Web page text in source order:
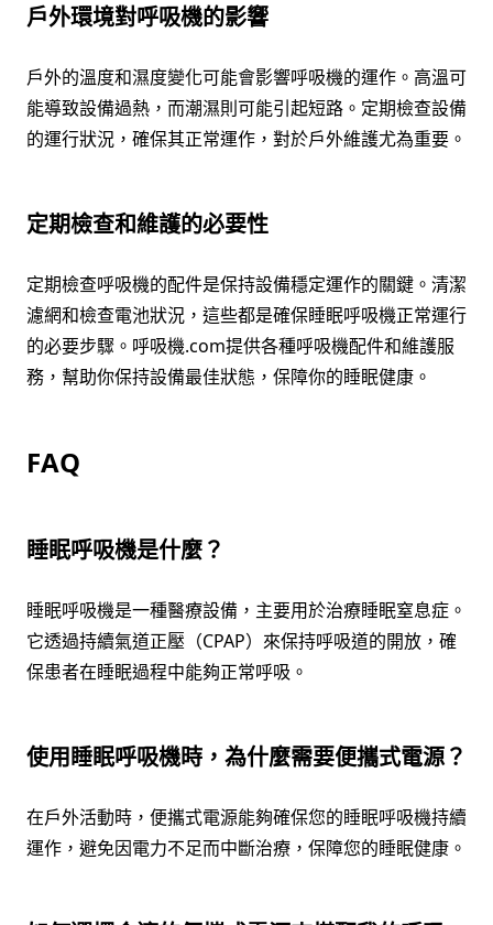
戶外環境對呼吸機的影響
戶外的溫度和濕度變化可能會影響呼吸機的運作。高溫可
能導致設備過熱，而潮濕則可能引起短路。定期檢查設備
的運行狀況，確保其正常運作，對於戶外維護尤為重要。
定期檢查和維護的必要性
定期檢查呼吸機的配件是保持設備穩定運作的關鍵。清潔
濾網和檢查電池狀況，這些都是確保睡眠呼吸機正常運行
的必要步驟。呼吸機.com提供各種呼吸機配件和維護服
務，幫助你保持設備最佳狀態，保障你的睡眠健康。
FAQ
睡眠呼吸機是什麼？
睡眠呼吸機是一種醫療設備，主要用於治療睡眠窒息症。
它透過持續氣道正壓（CPAP）來保持呼吸道的開放，確
保患者在睡眠過程中能夠正常呼吸。
使用睡眠呼吸機時，為什麼需要便攜式電源？
在戶外活動時，便攜式電源能夠確保您的睡眠呼吸機持續
運作，避免因電力不足而中斷治療，保障您的睡眠健康。